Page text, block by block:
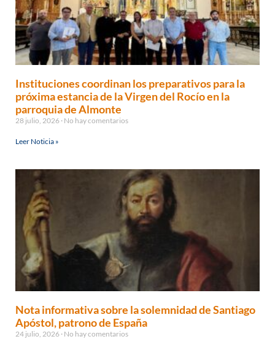
Instituciones coordinan los preparativos para la
próxima estancia de la Virgen del Rocío en la
parroquia de Almonte
28 julio, 2026 No hay comentarios
Leer Noticia »
Nota informativa sobre la solemnidad de Santiago
Apóstol, patrono de España
24 julio, 2026 No hay comentarios